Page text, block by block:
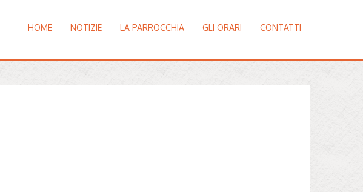
HOME NOTIZIE LA PARROCCHIA GLI ORARI CONTATTI